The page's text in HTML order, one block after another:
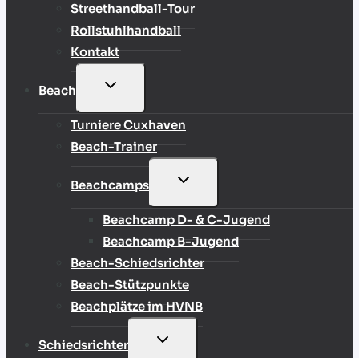
Streethandball-Tour
Rollstuhlhandball
Kontakt
Beach
UNTERMENÜ
Turniere Cuxhaven
Beach-Trainer
Beachcamps
UNTERMENÜ
Beachcamp D- & C-Jugend
Beachcamp B-Jugend
Beach-Schiedsrichter
Beach-Stützpunkte
Beachplätze im HVNB
Schiedsrichter
UNTERMENÜ